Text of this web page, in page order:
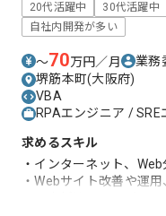
20代活躍中 30代活躍中
自社内開発が多い
〜70万円／月 業務
堺筋本町(大阪府)
VBA
RPAエンジニア /
求めるスキル
・インターネット、
・Webサイト改善や運